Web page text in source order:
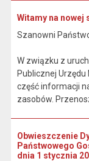
Witamy na
Szanowni
W związku z
Publicznej
część informacji
zasobów.
Obwieszczenie
Państwowego
dnia 1 stycznia